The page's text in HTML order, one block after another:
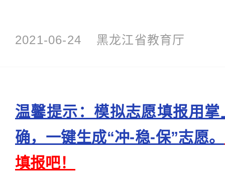
2021-06-24 黑龙江省教育厅
温馨提示：模拟志愿填报用
确，一键生成“冲-稳-保”志愿。
填报吧！